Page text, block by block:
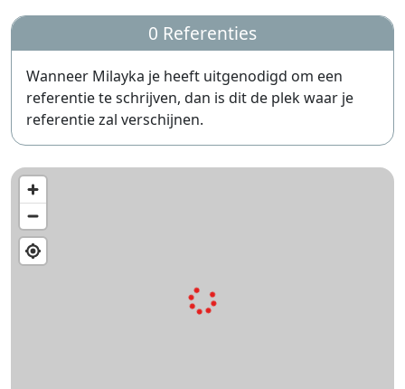
0 Referenties
Wanneer Milayka je heeft uitgenodigd om een
referentie te schrijven, dan is dit de plek waar je
referentie zal verschijnen.